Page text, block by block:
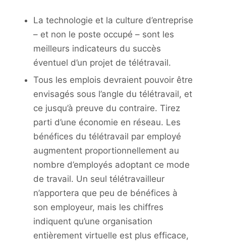
La technologie et la culture d’entreprise
– et non le poste occupé – sont les
meilleurs indicateurs du succès
éventuel d’un projet de télétravail.
Tous les emplois devraient pouvoir être
envisagés sous l’angle du télétravail, et
ce jusqu’à preuve du contraire. Tirez
parti d’une économie en réseau. Les
bénéfices du télétravail par employé
augmentent proportionnellement au
nombre d’employés adoptant ce mode
de travail. Un seul télétravailleur
n’apportera que peu de bénéfices à
son employeur, mais les chiffres
indiquent qu’une organisation
entièrement virtuelle est plus efficace,